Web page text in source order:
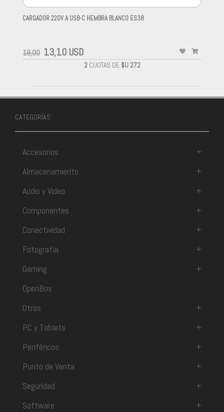
CARGADOR 220V A USB-C HEMBRA BLANCO ES38
18,00 13,10 USD
2CUOTAS DE $U 272
CATEGORÍAS
Accesorios
+
Almacenamiento
+
Audio y Video
+
Componentes
+
Conectividad
+
Fotografía
+
Gaming
+
OpenBox
Otros
+
PC y Tablets
+
Periféricos
+
Punto de Venta
+
Seguridad
+
Software
+